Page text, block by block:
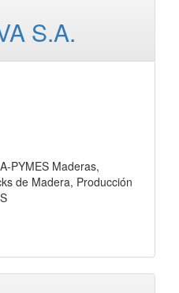
S.A.
PYMES Maderas,
de Madera, Producción